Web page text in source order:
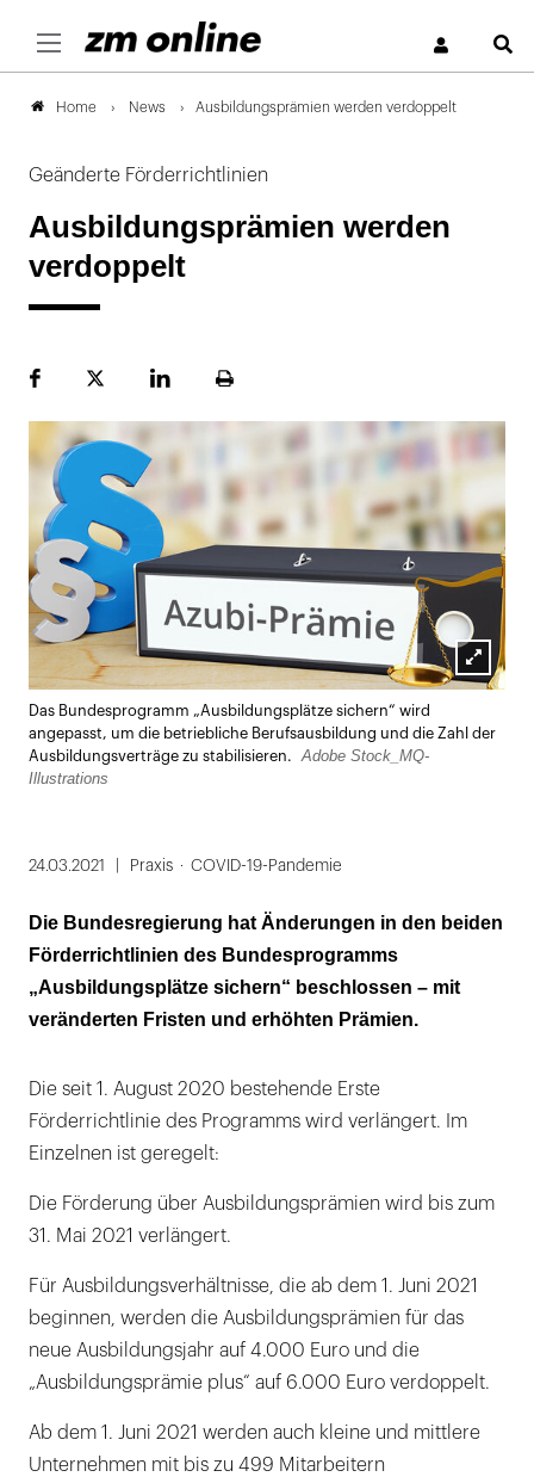
Home News Ausbildungsprämien werden verdoppelt
Geänderte Förderrichtlinien
Ausbildungsprämien werden
verdoppelt
FacebookPlattformLinekdInSeite
Lightbox
Das Bundesprogramm „Ausbildungsplätze sichern“ wird
angepasst, um die betriebliche Berufsausbildung und die Zahl der
Ausbildungsverträge zu stabilisieren.
Adobe Stock_MQ-
Illustrations
24.03.2021 Praxis COVID-19-Pandemie
Die Bundesregierung hat Änderungen in den beiden
Förderrichtlinien des Bundesprogramms
„Ausbildungsplätze sichern“ beschlossen – mit
veränderten Fristen und erhöhten Prämien.
Die seit 1. August 2020 bestehende Erste
Förderrichtlinie des Programms wird verlängert. Im
Einzelnen ist geregelt:
Die Förderung über Ausbildungsprämien wird bis zum
31. Mai 2021 verlängert.
Für Ausbildungsverhältnisse, die ab dem 1. Juni 2021
beginnen, werden die Ausbildungsprämien für das
neue Ausbildungsjahr auf 4.000 Euro und die
„Ausbildungsprämie plus“ auf 6.000 Euro verdoppelt.
Ab dem 1. Juni 2021 werden auch kleine und mittlere
Unternehmen mit bis zu 499 Mitarbeitern